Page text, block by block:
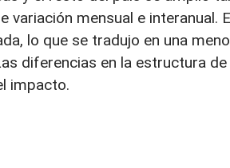
mensual e interanual.
lo que se tradujo en una
diferencias en la estructura
impacto.